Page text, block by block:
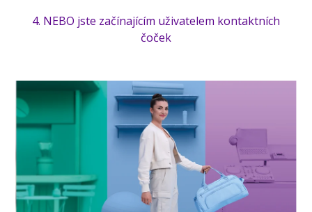
4. NEBO jste začínajícím uživatelem kontaktních
čoček